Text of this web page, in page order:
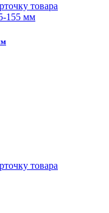
товара
товара